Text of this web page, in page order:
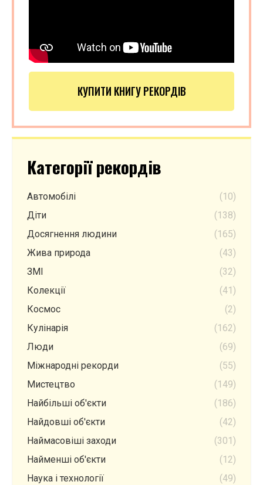
КУПИТИ КНИГУ РЕКОРДІВ
Категорії рекордів
Автомобілі
(10)
Діти
(138)
Досягнення людини
(165)
Жива природа
(43)
ЗМІ
(32)
Колекції
(41)
Космос
(2)
Кулінарія
(162)
Люди
(69)
Міжнародні рекорди
(55)
Мистецтво
(149)
Найбільші об'єкти
(186)
Найдовші об'єкти
(42)
Наймасовіші заходи
(301)
Найменші об'єкти
(12)
Наука і технології
(49)